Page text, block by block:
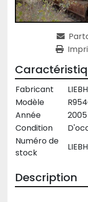
Fabricant
Modèle
Année
2005
Condition
Numéro de
stock
Description